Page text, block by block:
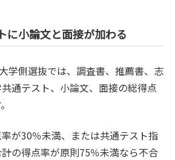
に小論文と面接が加わる
学側選抜では、調査書、推薦書、志
通テスト、小論文、面接の総得点
が30％未満、または共通テスト指
の得点率が原則75％未満なら不合